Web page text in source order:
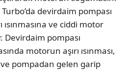
devirdaim pompası
ısınmasına ve ciddi motor
Devirdaim pompası
motorun aşırı ısınması,
ve pompadan gelen garip